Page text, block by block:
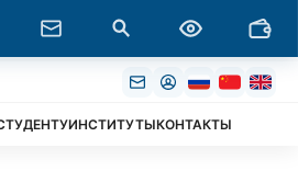
ИНСТИТУТЫКОНТАКТЫ